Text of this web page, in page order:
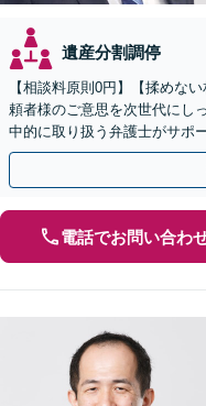
遺産分割調停
【相談料原則0円】【揉めな
頼者様のご意思を次世代にし
中的に取り扱う弁護士がサポ
から遺言執行まで責任を持っ
電話でお問い合わ